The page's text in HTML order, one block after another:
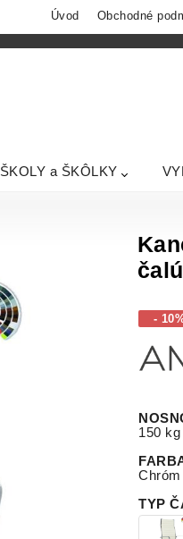
Úvod Obchodné
ŠKOLY a ŠKÔLKY
-
150 kg
Chróm
TYP